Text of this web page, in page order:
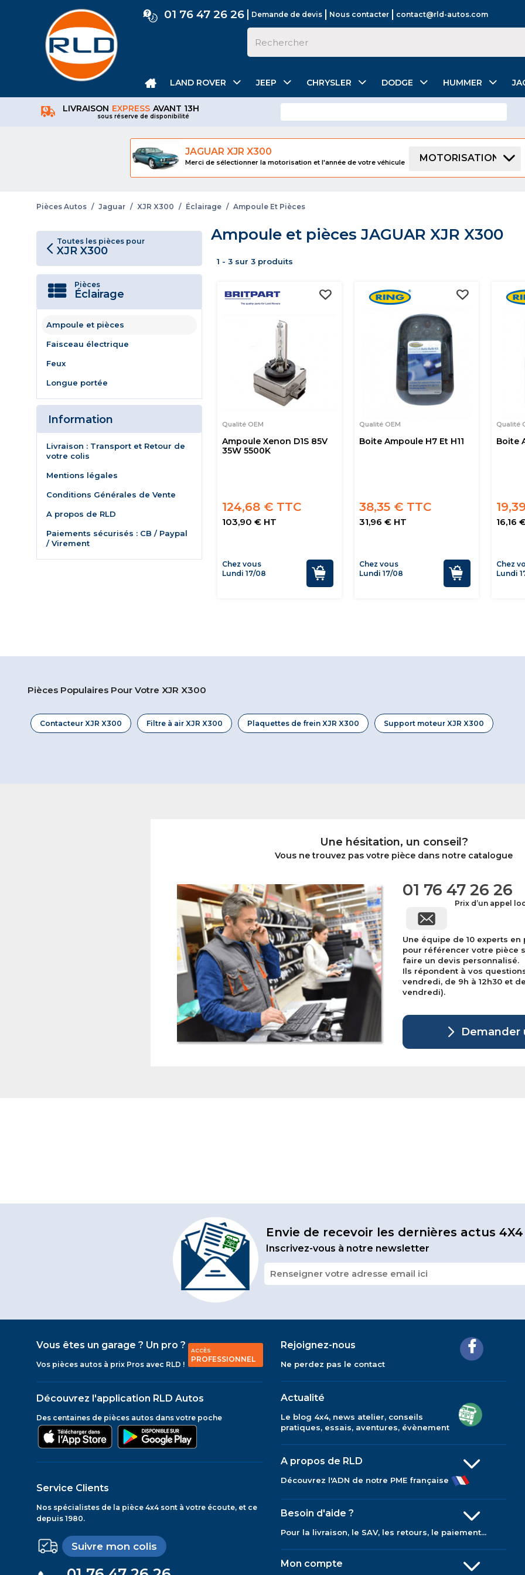
01 76 47 26 26 Demande de devis Nous contacter contact@rld-autos.com
LAND ROVER JEEP CHRYSLER DODGE HUMMER
LIVRAISON EXPRESS AVANT 13H
sous réserve de disponibilité
JAGUAR XJR X300
Merci de sélectionner la motorisation et l'année de votre véhicule MOTORISATION
Pièces Autos / Jaguar / XJR X300 / Éclairage / Ampoule Et Pièces
Toutes les pièces pour
XJR X300
Pièces
Éclairage
Ampoule et pièces
Faisceau électrique
Feux
Longue portée
Information
Livraison : Transport et Retour de
votre colis
Mentions légales
Conditions Générales de Vente
A propos de RLD
Paiements sécurisés : CB / Paypal
/ Virement
Ampoule et pièces JAGUAR XJR X300
1 - 3 sur 3 produits
Qualité OEM
Ampoule Xenon D1S 85V
35W 5500K
124,68 € TTC
103,90 € HT
Chez vous
Lundi 17/08
Qualité OEM
Boite Ampoule H7 Et H11
38,35 € TTC
31,96 € HT
Chez vous
Lundi 17/08
Qualité
Boite
16,16
Chez
Lundi
Pièces Populaires Pour Votre XJR X300
Contacteur XJR X300 Filtre à air XJR X300 Plaquettes de frein XJR X300 Support moteur XJR X300
Une hésitation, un conseil?
Vous ne trouvez pas votre pièce dans notre catalogue
01 76 47 26 26
Prix d’un appel
Une équipe de 10 experts
pour référencer votre pièce
faire un devis personnalisé.
Ils répondent à vos
vendredi, de 9h à 12h30 et de
vendredi).
Demander
Envie de recevoir les dernières actus
Inscrivez-vous à notre newsletter
Vous êtes un garage ? Un pro ?
Vos pièces autos à prix Pros avec RLD !
ACCÈS
PROFESSIONNEL
Découvrez l'application RLD Autos
Des centaines de pièces autos dans votre poche
Service Clients
Nos spécialistes de la pièce 4x4 sont à votre écoute, et ce
depuis 1980.
Suivre mon colis
Rejoignez-nous
Ne perdez pas le contact
Actualité
Le blog 4x4, news atelier, conseils
pratiques, essais, aventures, évènement
A propos de RLD
Découvrez l'ADN de notre PME française
Besoin d'aide ?
Pour la livraison, le SAV, les retours, le paiement...
Mon compte